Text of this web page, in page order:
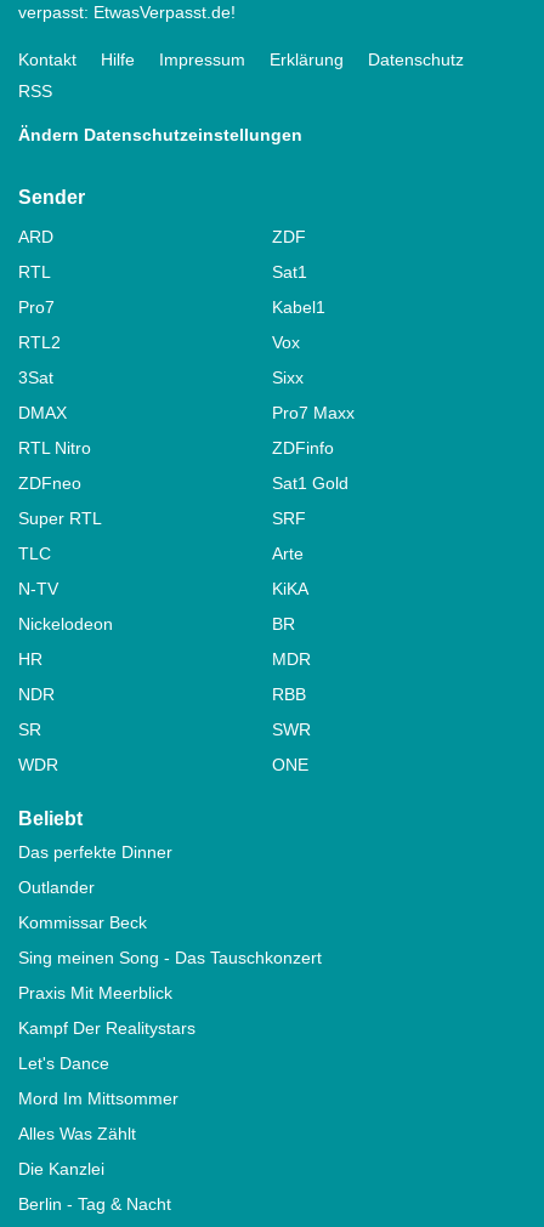
verpasst: EtwasVerpasst.de!
Kontakt Hilfe Impressum Erklärung
Datenschutz
RSS
Ändern Datenschutzeinstellungen
Sender
ARD
ZDF
RTL
Sat1
Pro7
Kabel1
RTL2
Vox
3Sat
Sixx
DMAX
Pro7 Maxx
RTL Nitro
ZDFinfo
ZDFneo
Sat1 Gold
Super RTL
SRF
TLC
Arte
N-TV
KiKA
Nickelodeon
BR
HR
MDR
NDR
RBB
SR
SWR
WDR
ONE
Beliebt
Das perfekte Dinner
Outlander
Kommissar Beck
Sing meinen Song - Das Tauschkonzert
Praxis Mit Meerblick
Kampf Der Realitystars
Let's Dance
Mord Im Mittsommer
Alles Was Zählt
Die Kanzlei
Berlin - Tag & Nacht